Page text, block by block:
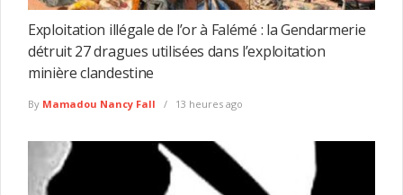
Exploitation illégale de l’or à Falémé : la Gendarmerie
détruit 27 dragues utilisées dans l’exploitation
minière clandestine
By Mamadou Nancy Fall 13 heures ago